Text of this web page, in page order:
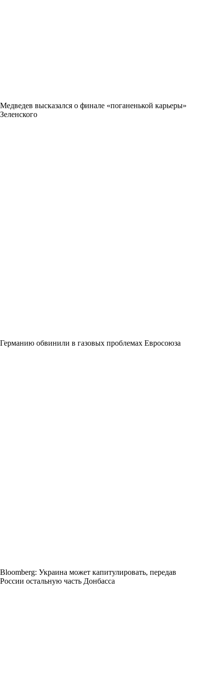
Медведев высказался о финале «поганенькой карьеры»
Зеленского
Германию обвинили в газовых проблемах Евросоюза
Bloomberg: Украина может капитулировать, передав
России остальную часть Донбасса